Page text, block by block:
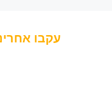
עקבו